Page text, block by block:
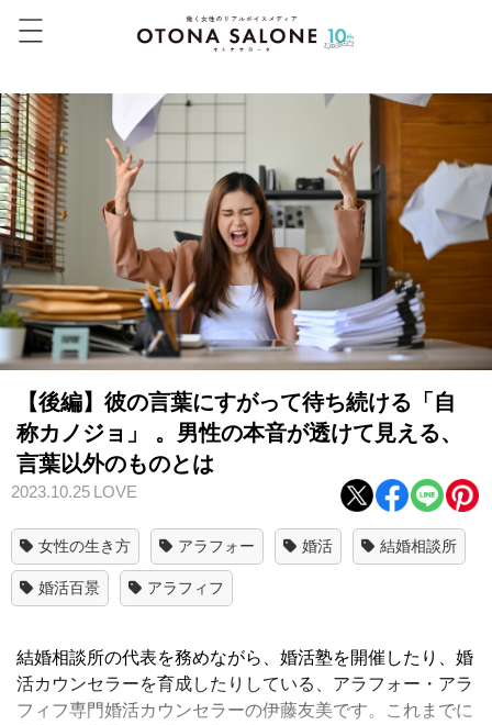
【後編】彼の言葉にすがって待ち続ける「自
称カノジョ」 。男性の本音が透けて見える、
言葉以外のものとは
2023.10.25 LOVE
女性の生き方 アラフォー 婚活 結婚相談所
婚活百景 アラフィフ
結婚相談所の代表を務めながら、婚活塾を開催したり、婚
活カウンセラーを育成したりしている、アラフォー・アラ
フィフ専門婚活カウンセラーの伊藤友美です。これまでに